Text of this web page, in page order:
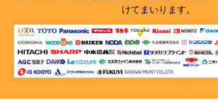
けてまいります。